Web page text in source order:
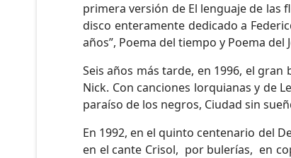
primera versión de El lenguaje de las
disco enteramente dedicado a
años”, Poema del tiempo y Poema del
Seis años más tarde, en 1996, el gran
Nick. Con canciones lorquianas y de
paraíso de los negros, Ciudad sin
En 1992, en el quinto centenario del
en el cante Crisol, por bulerías, en